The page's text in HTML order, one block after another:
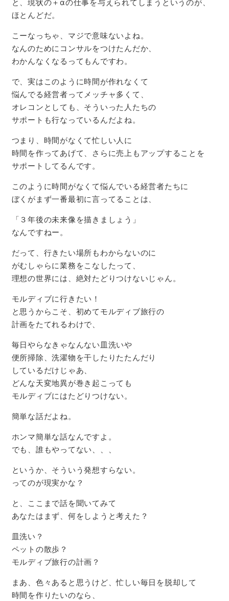
と、現状の＋αの仕事を与えられてしまうというのが、
ほとんどだ。
こーなっちゃ、マジで意味ないよね。
なんのためにコンサルをつけたんだか、
わかんなくなるってもんですわ。
で、実はこのように時間が作れなくて
悩んでる経営者ってメッチャ多くて、
オレコンとしても、そういった人たちの
サポートも行なっているんだよね。
つまり、時間がなくて忙しい人に
時間を作ってあげて、さらに売上もアップすることを
サポートしてるんです。
このように時間がなくて悩んでいる経営者たちに
ぼくがまず一番最初に言ってることは、
「３年後の未来像を描きましょう」
なんですねー。
だって、行きたい場所もわからないのに
がむしゃらに業務をこなしたって、
理想の世界には、絶対たどりつけないじゃん。
モルディブに行きたい！
と思うからこそ、初めてモルディブ旅行の
計画をたてれるわけで、
毎日やらなきゃなんない皿洗いや
便所掃除、洗濯物を干したりたたんだり
しているだけじゃあ、
どんな天変地異が巻き起こっても
モルディブにはたどりつけない。
簡単な話だよね。
ホンマ簡単な話なんですよ。
でも、誰もやってない、、、
というか、そういう発想すらない。
ってのが現実かな？
と、ここまで話を聞いてみて
あなたはまず、何をしようと考えた？
皿洗い？
ペットの散歩？
モルディブ旅行の計画？
まあ、色々あると思うけど、忙しい毎日を脱却して
時間を作りたいのなら、